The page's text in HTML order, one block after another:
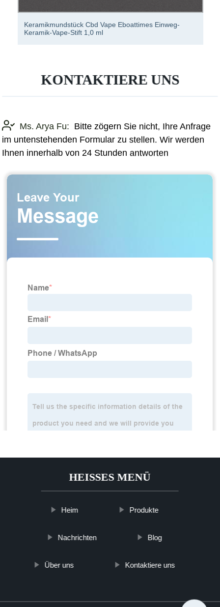
Keramikmundstück Cbd Vape Eboattimes Einweg-
Keramik-Vape-Stift 1,0 ml
KONTAKTIERE UNS
Ms. Arya Fu: Bitte zögern Sie nicht, Ihre Anfrage
im untenstehenden Formular zu stellen. Wir werden
Ihnen innerhalb von 24 Stunden antworten
HEISSES MENÜ
Heim Produkte
Nachrichten Blog
Über uns Kontaktiere uns